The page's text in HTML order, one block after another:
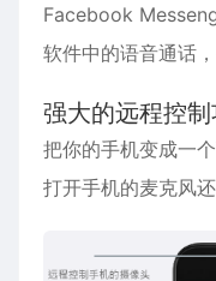
Facebook
软件中的语音通话，
强大的远程控
把你的手机变成一
打开手机的麦克风